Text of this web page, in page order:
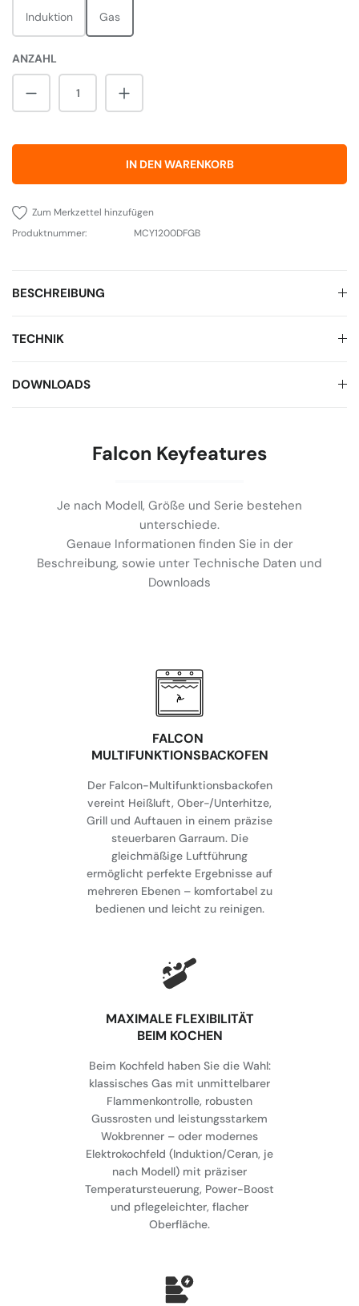
Induktion Gas
ANZAHL
Produkt Anzahl: Gib den gewünschten
IN DEN WARENKORB
Zum Merkzettel hinzufügen
Produktnummer:
MCY1200DFGB
BESCHREIBUNG
TECHNIK
DOWNLOADS
Falcon Keyfeatures
Je nach Modell, Größe und Serie bestehen
unterschiede.
Genaue Informationen finden Sie in der
Beschreibung, sowie unter Technische Daten und
Downloads
FALCON
MULTIFUNKTIONSBACKOFEN
Der Falcon-Multifunktionsbackofen
vereint Heißluft, Ober-/Unterhitze,
Grill und Auftauen in einem präzise
steuerbaren Garraum. Die
gleichmäßige Luftführung
ermöglicht perfekte Ergebnisse auf
mehreren Ebenen – komfortabel zu
bedienen und leicht zu reinigen.
MAXIMALE FLEXIBILITÄT
BEIM KOCHEN
Beim Kochfeld haben Sie die Wahl:
klassisches Gas mit unmittelbarer
Flammenkontrolle, robusten
Gussrosten und leistungsstarkem
Wokbrenner – oder modernes
Elektrokochfeld (Induktion/Ceran, je
nach Modell) mit präziser
Temperatursteuerung, Power-Boost
und pflegeleichter, flacher
Oberfläche.